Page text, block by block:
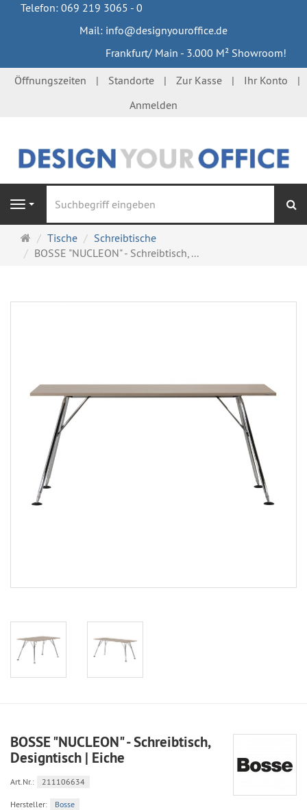
Telefon: 069 219 3065 - 0
Mail: info@designyouroffice.de
Frankfurt/ Main - 3.000 M² Showroom!
Öffnungszeiten
Standorte Zur Kasse
Ihr Konto
Anmelden
Navigation
Startseite
Tische
Schreibtische
BOSSE "NUCLEON" - Schreibtisch, ...
BOSSE "NUCLEON" - Schreibtisch,
Designtisch | Eiche
Art.Nr.: 211106634
Hersteller: Bosse